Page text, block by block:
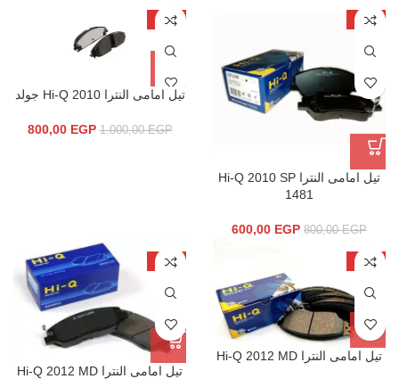
-25%
تيل امامى النترا Hi-Q 2010 SP
1481
800,00EGP
600,00 EGP
-20%
تيل امامى النترا Hi-Q 2010 جولد
1.000,00EGP
800,00 EGP
-17%
تيل امامى النترا Hi-Q 2012 MD
-20%
تيل امامى النترا Hi-Q 2012 MD